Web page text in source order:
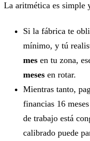
La aritmética es simple
Si la fábrica te
mínimo, y tú
mes en tu zona,
meses en rotar.
Mientras tanto,
financias 16
de trabajo está
calibrado puede